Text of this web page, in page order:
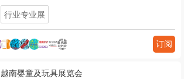
行业专业展
订阅
越南婴童及玩具展览会